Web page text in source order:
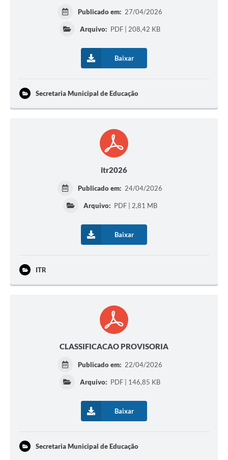
Publicado em: 27/04/2026
Arquivo: PDF | 208,42 KB
Baixar
Secretaria Municipal de Educação
itr2026
Publicado em: 24/04/2026
Arquivo: PDF | 2,81 MB
Baixar
ITR
CLASSIFICACAO PROVISORIA
Publicado em: 22/04/2026
Arquivo: PDF | 146,85 KB
Baixar
Secretaria Municipal de Educação